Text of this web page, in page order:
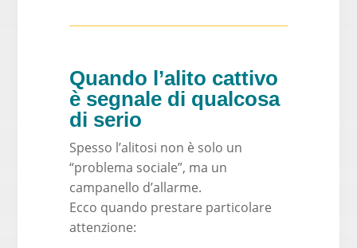
Quando l’alito cattivo
è segnale di qualcosa
di serio
Spesso l’alitosi non è solo un
“problema sociale”, ma un
campanello d’allarme.
Ecco quando prestare particolare
attenzione: